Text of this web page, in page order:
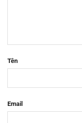
Tên
Email